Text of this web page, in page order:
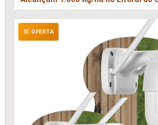
🛒 OFERTA